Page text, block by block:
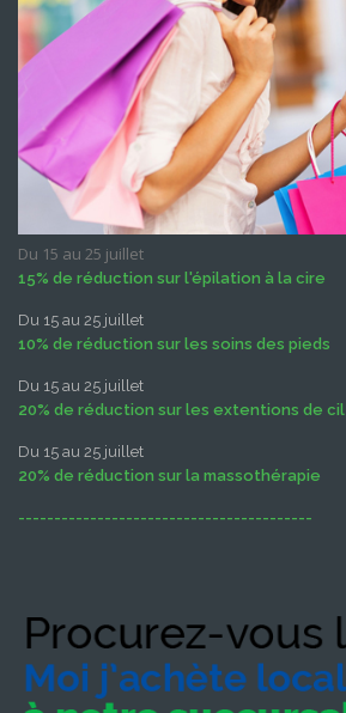
Du 15 au 25 juillet
15% de réduction sur l'épilation à la cire
Du 15 au 25 juillet
10% de réduction sur les soins des pieds
Du 15 au 25 juillet
20% de réduction sur les extentions de cil
Du 15 au 25 juillet
20% de réduction sur la massothérapie
-----------------------------------------